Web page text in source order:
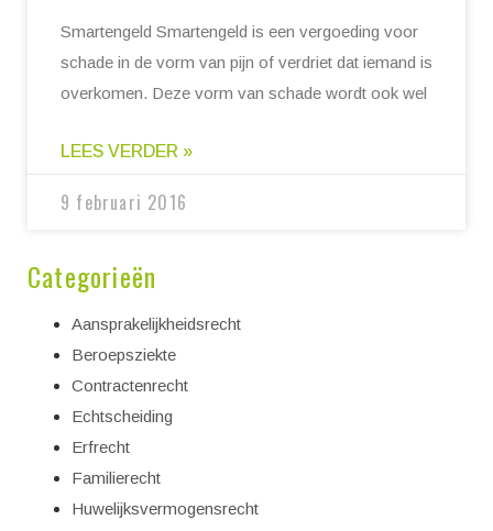
Smartengeld Smartengeld is een vergoeding voor
schade in de vorm van pijn of verdriet dat iemand is
overkomen. Deze vorm van schade wordt ook wel
LEES VERDER »
9 februari 2016
Categorieën
Aansprakelijkheidsrecht
Beroepsziekte
Contractenrecht
Echtscheiding
Erfrecht
Familierecht
Huwelijksvermogensrecht